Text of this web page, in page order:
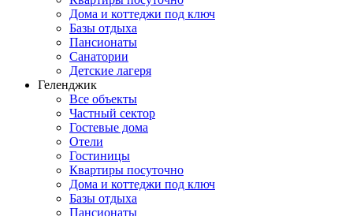
Дома и коттеджи под ключ
Базы отдыха
Пансионаты
Санатории
Детские лагеря
Геленджик
Все объекты
Частный сектор
Гостевые дома
Отели
Гостиницы
Квартиры посуточно
Дома и коттеджи под ключ
Базы отдыха
Пансионаты